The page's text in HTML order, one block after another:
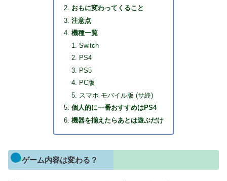
おもに変わってくること
注意点
機種一覧
Switch
PS4
PS5
PC版
スマホ モバイル版 (サ終)
個人的に一番おすすめはPS4
機器を揃えたらあとは遊ぶだけ
ゲーム内容は変わる？